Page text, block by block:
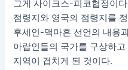
그게 사이크스-피코협정이
점령지와 영국의 점령지를
후세인-맥마흔 선언의 내용
아랍인들의 국가를 구상하
지역이 겹치게 된 것이다.